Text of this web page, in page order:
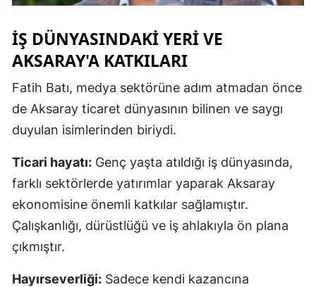
İŞ DÜNYASINDAKI YERI VE
AKSARAY'A KATKILARI
Fatih Batı, medya sektörüne adım atmadan önce
de Aksaray ticaret dünyasının bilinen ve saygı
duyulan isimlerinden biriydi.
Ticari hayatı: Genç yaşta atıldığı iş dünyasında,
farklı sektörlerde yatırımlar yaparak Aksaray
ekonomisine önemli katkılar sağlamıştır.
Çalışkanlığı, dürüstlüğü ve iş ahlakıyla ön plana
çıkmıştır.
Hayırseverliği: Sadece kendi kazancına